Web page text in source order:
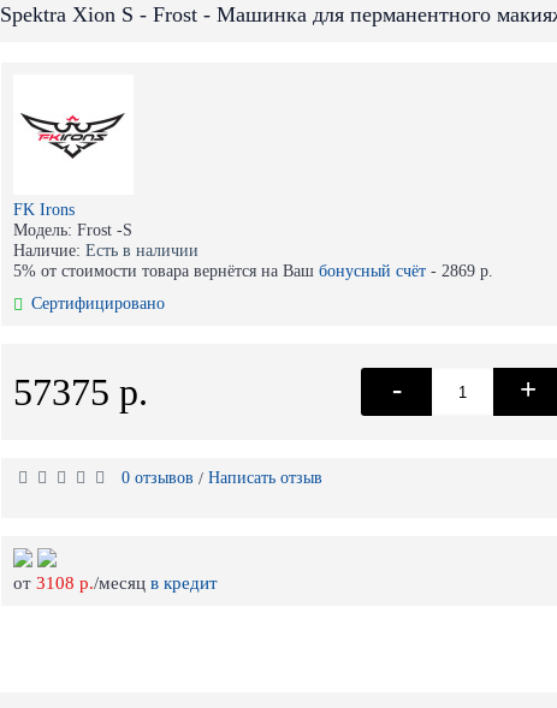
Spektra Xion S - Frost - Машинка для перманентного
FK Irons
Модель: Frost -S
Наличие: Есть в наличии
5% от стоимости товара вернётся на Ваш бонусный счёт - 2869 р.
Сертифицировано
57375 р. - +
0 отзывов / Написать отзыв
от 3108 р./месяц в кредит